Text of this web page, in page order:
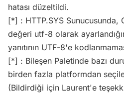
hatası düzeltildi.
[*] : HTTP.SYS Sunucusunda,
değeri utf-8 olarak
yanıtının UTF-8'e
[*] : Bileşen Paletinde bazı
birden fazla platformdan
(Bildirdiği için Laurent'e